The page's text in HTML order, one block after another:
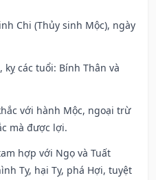
Chi (Thủy sinh Mộc), ngày
kỵ các tuổi: Bính Thân và
với hành Mộc, ngoại trừ
mà được lợi.
hợp với Ngọ và Tuất
Tỵ, hại Tỵ, phá Hợi, tuyệt